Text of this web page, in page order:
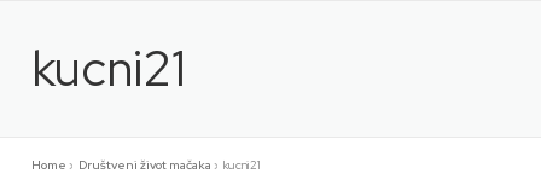
sadržajkucni21
Home » Društveni život mačaka »kucni21